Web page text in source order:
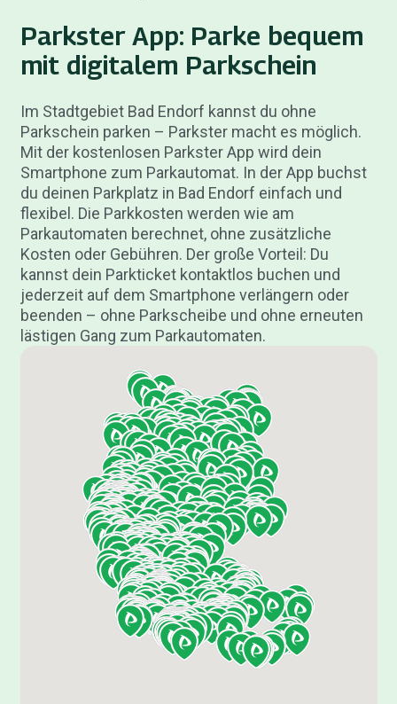
Parkster App: Parke bequem
mit digitalem Parkschein
Im Stadtgebiet Bad Endorf kannst du ohne
Parkschein parken – Parkster macht es möglich.
Mit der kostenlosen Parkster App wird dein
Smartphone zum Parkautomat. In der App buchst
du deinen Parkplatz in Bad Endorf einfach und
flexibel. Die Parkkosten werden wie am
Parkautomaten berechnet, ohne zusätzliche
Kosten oder Gebühren. Der große Vorteil: Du
kannst dein Parkticket kontaktlos buchen und
jederzeit auf dem Smartphone verlängern oder
beenden – ohne Parkscheibe und ohne erneuten
lästigen Gang zum Parkautomaten.